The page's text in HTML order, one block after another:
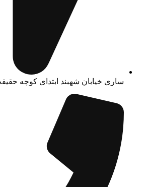
ساری خیابان شهبند ابتدای کوچه